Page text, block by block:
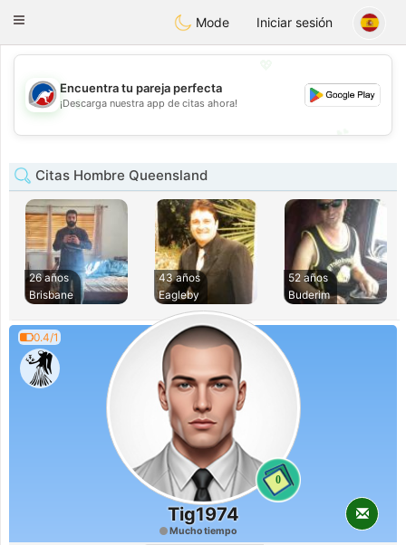
Australia Chat
Toggle
Mode Iniciar sesión
💖
💕
Encuentra tu pareja perfecta
¡Descarga nuestra app de citas ahora!
Citas Hombre Queensland
26 años
Brisbane
43 años
Eagleby
52 años
Buderim
0.4/1
0
Tig1974
Mucho tiempo